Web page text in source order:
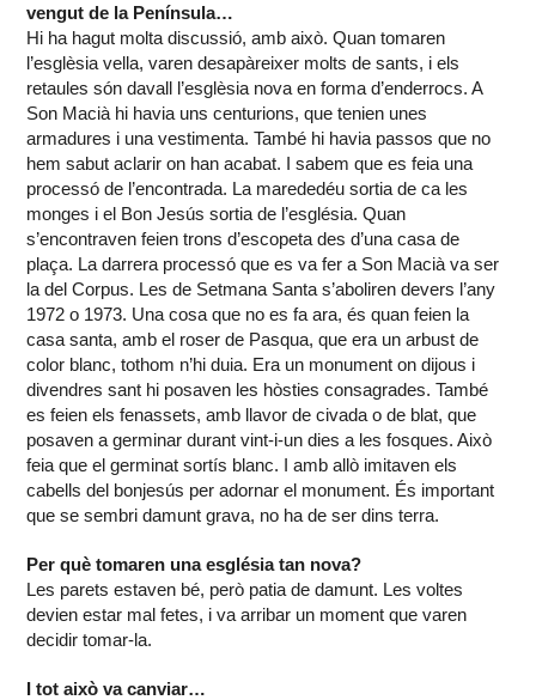
vengut de la Península…
Hi ha hagut molta discussió, amb això. Quan tomaren
l’esglèsia vella, varen desapàreixer molts de sants, i els
retaules són davall l’esglèsia nova en forma d’enderrocs. A
Son Macià hi havia uns centurions, que tenien unes
armadures i una vestimenta. També hi havia passos que no
hem sabut aclarir on han acabat. I sabem que es feia una
processó de l’encontrada. La marededéu sortia de ca les
monges i el Bon Jesús sortia de l’església. Quan
s’encontraven feien trons d’escopeta des d’una casa de
plaça. La darrera processó que es va fer a Son Macià va ser
la del Corpus. Les de Setmana Santa s’aboliren devers l’any
1972 o 1973. Una cosa que no es fa ara, és quan feien la
casa santa, amb el roser de Pasqua, que era un arbust de
color blanc, tothom n’hi duia. Era un monument on dijous i
divendres sant hi posaven les hòsties consagrades. També
es feien els fenassets, amb llavor de civada o de blat, que
posaven a germinar durant vint-i-un dies a les fosques. Això
feia que el germinat sortís blanc. I amb allò imitaven els
cabells del bonjesús per adornar el monument. És important
que se sembri damunt grava, no ha de ser dins terra.
Per què tomaren una església tan nova?
Les parets estaven bé, però patia de damunt. Les voltes
devien estar mal fetes, i va arribar un moment que varen
decidir tomar-la.
I tot això va canviar…